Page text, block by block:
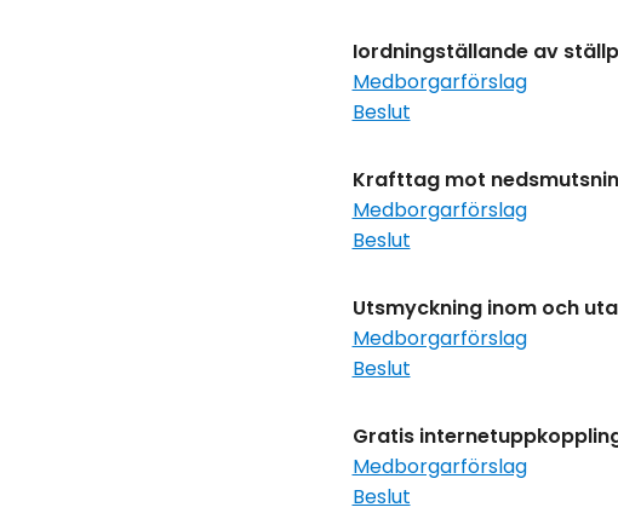
Iordningställande av
Medborgarförslag
Beslut
Krafttag mot
Medborgarförslag
Beslut
Utsmyckning inom och
Medborgarförslag
Beslut
Gratis
Medborgarförslag
Beslut